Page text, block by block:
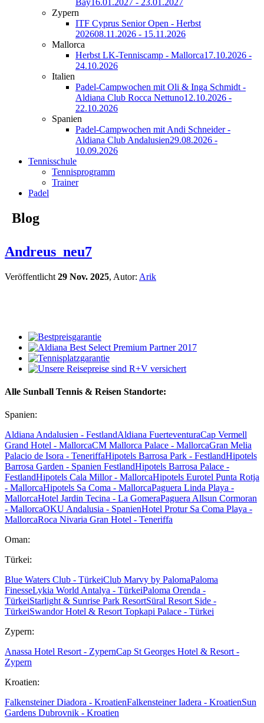
Bay16.01.2027 - 23.01.2027
Zypern
ITF Cyprus Senior Open - Herbst
202608.11.2026 - 15.11.2026
Mallorca
Herbst LK-Tenniscamp - Mallorca17.10.2026 -
24.10.2026
Italien
Padel-Campwochen mit Oli & Inga Schmidt -
Aldiana Club Rocca Nettuno12.10.2026 -
22.10.2026
Spanien
Padel-Campwochen mit Andi Schneider -
Aldiana Club Andalusien29.08.2026 -
10.09.2026
Tennisschule
Tennisprogramm
Trainer
Padel
Blog
Andreus_neu7
Veröffentlicht 29 Nov. 2025, Autor: Arik
Alle Sunball Tennis & Reisen Standorte:
Spanien:
Aldiana Andalusien - FestlandAldiana FuerteventuraCap Vermell
Grand Hotel - MallorcaCM Mallorca Palace - MallorcaGran Melia
Palacio de Isora - TeneriffaHipotels Barrosa Park - FestlandHipotels
Barrosa Garden - Spanien FestlandHipotels Barrosa Palace -
FestlandHipotels Cala Millor - MallorcaHipotels Eurotel Punta Rotja
- MallorcaHipotels Sa Coma - MallorcaPaguera Linda Playa -
MallorcaHotel Jardin Tecina - La GomeraPaguera Allsun Cormoran
- MallorcaOKU Andalusia - SpanienHotel Protur Sa Coma Playa -
MallorcaRoca Nivaria Gran Hotel - Teneriffa
Oman:
Türkei:
Blue Waters Club - TürkeiClub Marvy by PalomaPaloma
FinesseLykia World Antalya - TürkeiPaloma Orenda -
TürkeiStarlight & Sunrise Park ResortSüral Resort Side -
TürkeiSwandor Hotel & Resort Topkapi Palace - Türkei
Zypern:
Anassa Hotel Resort - ZypernCap St Georges Hotel & Resort -
Zypern
Kroatien:
Falkensteiner Diadora - KroatienFalkensteiner Iadera - KroatienSun
Gardens Dubrovnik - Kroatien